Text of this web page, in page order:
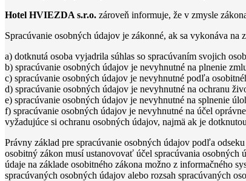
Hotel HVIEZDA s.r.o. zároveň informuje, že v zmysle
Spracúvanie osobných údajov je zákonné, ak sa vykonáva
a) dotknutá osoba vyjadrila súhlas so spracúvaním svojich
b) spracúvanie osobných údajov je nevyhnutné na plnenie
c) spracúvanie osobných údajov je nevyhnutné podľa
d) spracúvanie osobných údajov je nevyhnutné na ochranu
e) spracúvanie osobných údajov je nevyhnutné na splnenie
f) spracúvanie osobných údajov je nevyhnutné na účel
vyžadujúce si ochranu osobných údajov, najmä ak je
Právny základ pre spracúvanie osobných údajov podľa
osobitný zákon musí ustanovovať účel spracúvania osobných
údaje na základe osobitného zákona možno z informačného
spracúvaných osobných údajov alebo rozsah spracúvaných